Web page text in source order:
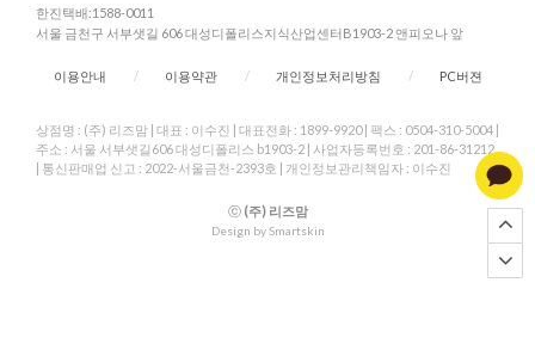
한진택배:1588-0011
서울 금천구 서부샛길 606 대성디폴리스지식산업센터B1903-2 앤피오나 앞
이용안내 / 이용약관 / 개인정보처리방침 / PC버젼
상점명 : (주) 리즈맘 | 대표 : 이수진 | 대표전화 : 1899-9920 | 팩스 : 0504-310-5004 |
주소 : 서울 서부샛길606 대성디폴리스 b1903-2 | 사업자등록번호 : 201-86-31212
| 통신판매업 신고 : 2022-서울금천-2393호 | 개인정보관리책임자 : 이수진
ⓒ (주) 리즈맘